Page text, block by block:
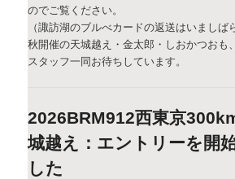
のでご覧ください。
（諏訪湖のブルべカードの返送はいましば
秋開催の天城越え・金太郎・しおかつおも
スタッフ一同お待ちしています。
2026BRM912西東京
城越え：エントリーを開
した